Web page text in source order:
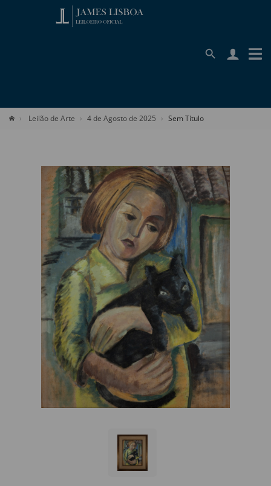
Leilão de Arte 4 de Agosto de 2025 Sem Título